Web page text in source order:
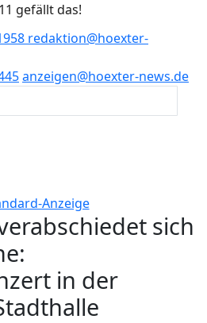
gefällt das!
redaktion@hoexter-
anzeigen@hoexter-news.de
sich
in der